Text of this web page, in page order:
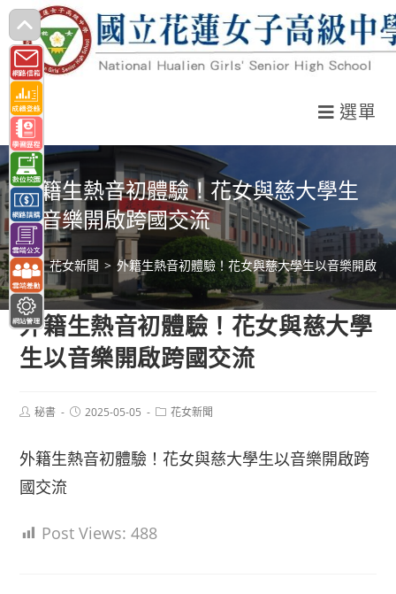
跳
轉
至
主
要
內
容
選單
外籍生熱音初體驗！花女與慈大學生
以音樂開啟跨國交流
> 花女新聞 > 外籍生熱音初體驗！花女與慈大學生以音樂開啟跨
外籍生熱音初體驗！花女與慈大學
生以音樂開啟跨國交流
Post秘書
Post2025-05-05
Post花女新聞
外籍生熱音初體驗！花女與慈大學生以音樂開啟跨
國交流
Post Views: 488